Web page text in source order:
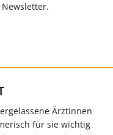
Ärztinnen
für sie wichtig